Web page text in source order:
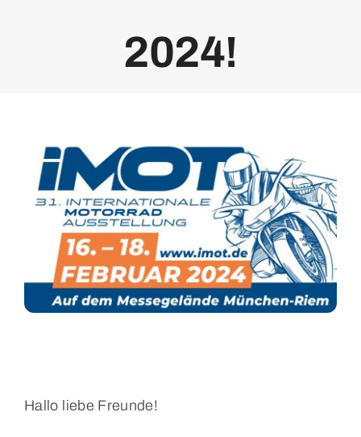
2024!
Hallo liebe Freunde!